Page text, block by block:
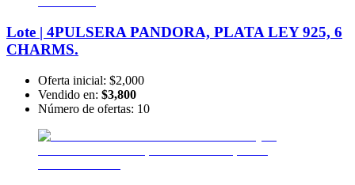
Lote | 4PULSERA PANDORA, PLATA LEY 925, 6
CHARMS.
Oferta inicial: $2,000
Vendido en: $3,800
Número de ofertas: 10